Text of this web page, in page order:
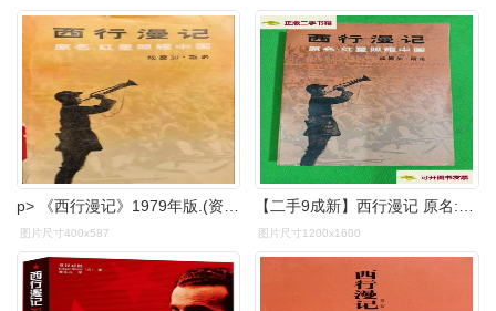
p> 《西行漫记》1979年版.(资料图片) /p>
图片尺寸400x587
【二手9成新】西行漫记 原名:红星照耀中国 /[美]埃德加·斯诺 生活
图片尺寸1200x1600